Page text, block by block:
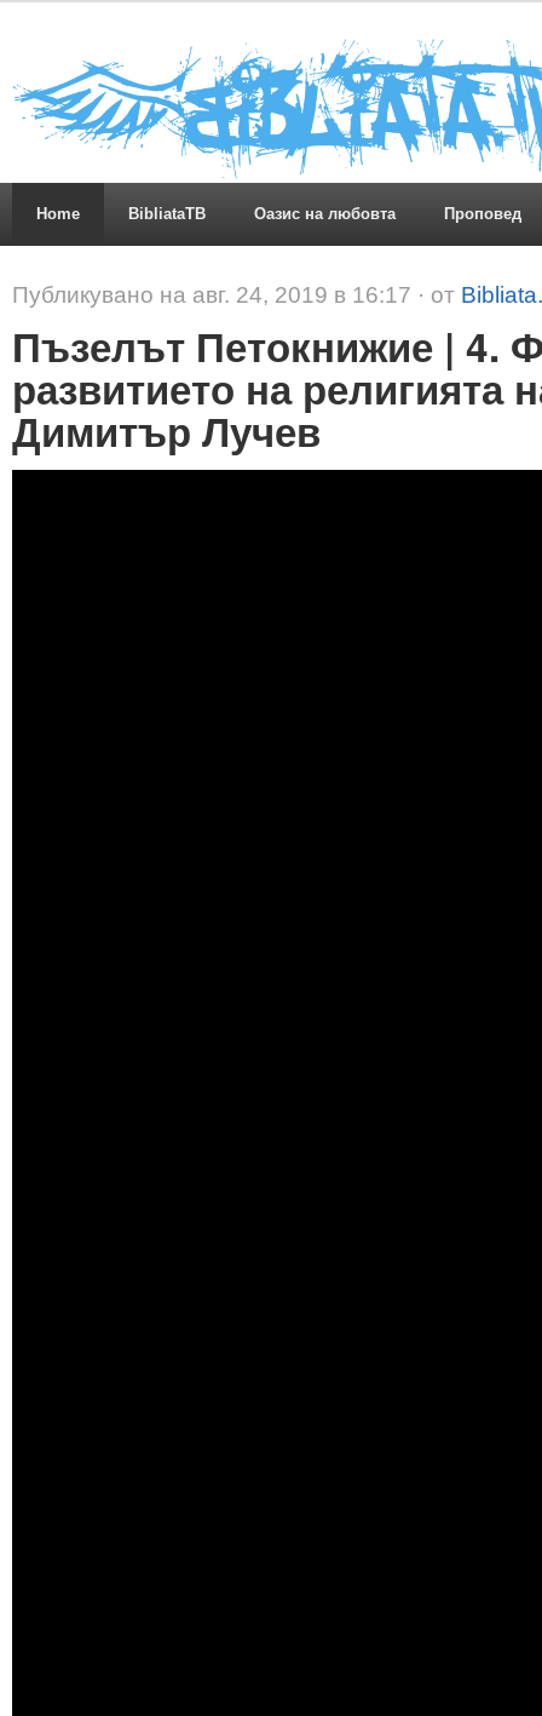
Home BibliataTB Оазис на любовта Проповед
Публикувано на авг. 24, 2019 в 16:17 · от
Пъзелът Петокнижие | 4.
развитието на религията
Димитър Лучев